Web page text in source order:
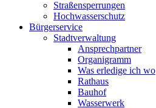
Straßensperrungen
Hochwasserschutz
Bürgerservice
Stadtverwaltung
Ansprechpartner
Organigramm
Was erledige ich wo
Rathaus
Bauhof
Wasserwerk